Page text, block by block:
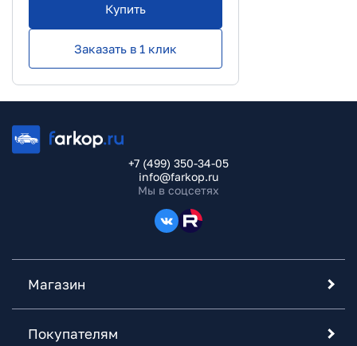
Купить
Заказать в 1 клик
+7 (499) 350-34-05
info@farkop.ru
Мы в соцсетях
Магазин
Покупателям